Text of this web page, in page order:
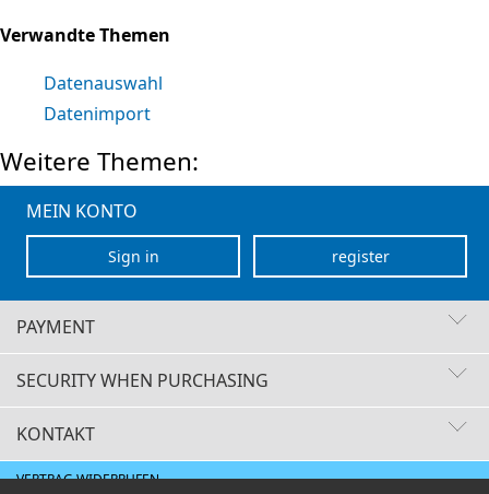
Verwandte Themen
Datenauswahl
Datenimport
Weitere Themen:
MEIN KONTO
register
Sign in
PAYMENT
SECURITY WHEN PURCHASING
Buyer protection
KONTAKT
VERTRAG WIDERRUFEN